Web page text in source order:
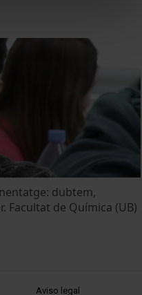
dubtem,
Facultat de Química (UB)
MENÚ PEU 1
Aviso legal